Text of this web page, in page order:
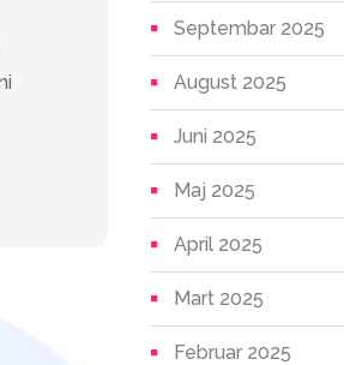
Septembar 2025
August 2025
Juni 2025
Maj 2025
April 2025
Mart 2025
Februar 2025